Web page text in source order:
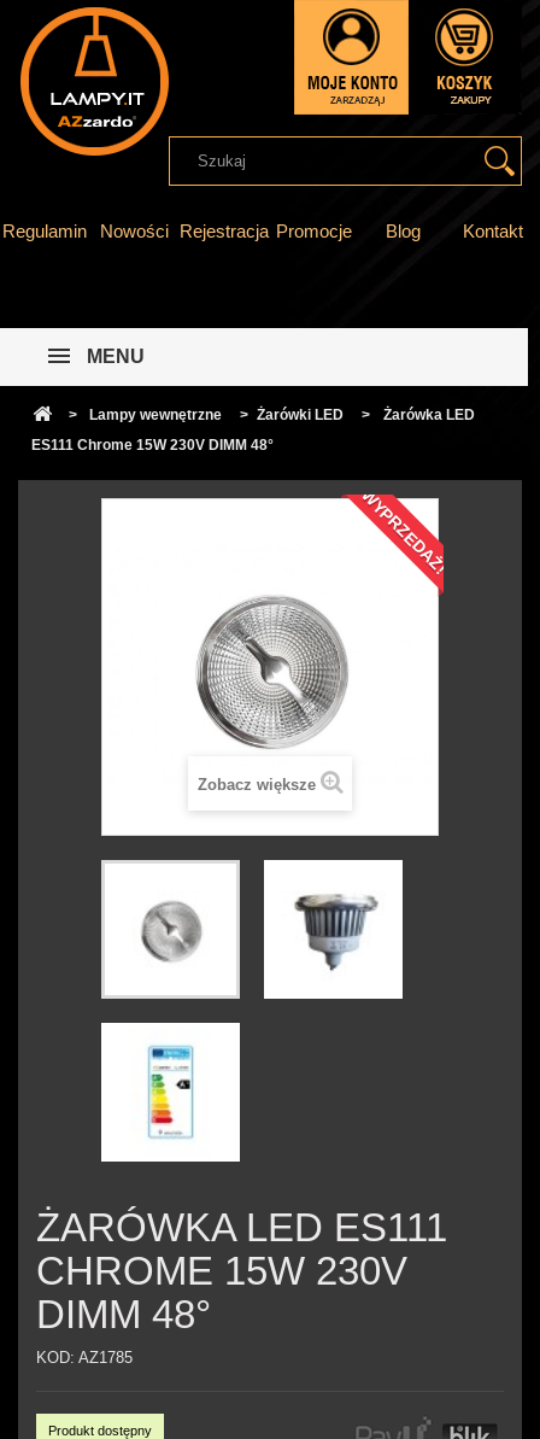
Regulamin Nowości Rejestracja Promocje Blog Kontakt
MENU
> Lampy wewnętrzne > Żarówki LED >
Żarówka LED
ES111 Chrome 15W 230V DIMM 48°
WYPRZEDAŻ!
Zobacz większe
ŻARÓWKA LED ES111
CHROME 15W 230V
DIMM 48°
KOD: AZ1785
Produkt dostępny